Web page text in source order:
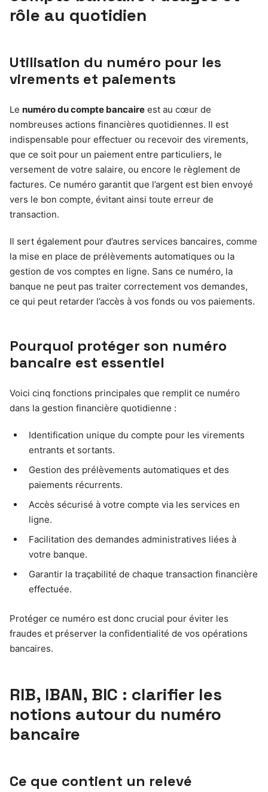
rôle au quotidien
Utilisation du numéro pour les
virements et paiements
Le numéro du compte bancaire est au cœur de
nombreuses actions financières quotidiennes. Il est
indispensable pour effectuer ou recevoir des virements,
que ce soit pour un paiement entre particuliers, le
versement de votre salaire, ou encore le règlement de
factures. Ce numéro garantit que l’argent est bien envoyé
vers le bon compte, évitant ainsi toute erreur de
transaction.
Il sert également pour d’autres services bancaires, comme
la mise en place de prélèvements automatiques ou la
gestion de vos comptes en ligne. Sans ce numéro, la
banque ne peut pas traiter correctement vos demandes,
ce qui peut retarder l’accès à vos fonds ou vos paiements.
Pourquoi protéger son numéro
bancaire est essentiel
Voici cinq fonctions principales que remplit ce numéro
dans la gestion financière quotidienne :
Identification unique du compte pour les virements
entrants et sortants.
Gestion des prélèvements automatiques et des
paiements récurrents.
Accès sécurisé à votre compte via les services en
ligne.
Facilitation des demandes administratives liées à
votre banque.
Garantir la traçabilité de chaque transaction financière
effectuée.
Protéger ce numéro est donc crucial pour éviter les
fraudes et préserver la confidentialité de vos opérations
bancaires.
RIB, IBAN, BIC : clarifier les
notions autour du numéro
bancaire
Ce que contient un relevé